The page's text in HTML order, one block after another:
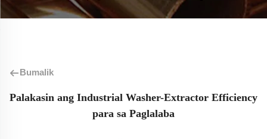
Bumalik
Palakasin ang Industrial Washer-Extractor Efficiency
para sa Paglalaba